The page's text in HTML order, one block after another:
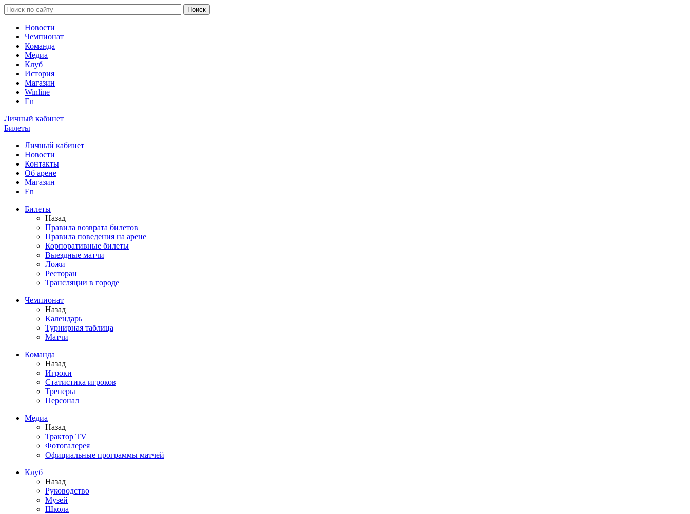
Новости
Чемпионат
Команда
Медиа
Клуб
История
Магазин
Winline
En
Личный кабинет
Билеты
Личный кабинет
Новости
Контакты
Об арене
Магазин
En
Билеты
Назад
Правила возврата билетов
Правила поведения на арене
Корпоративные билеты
Выездные матчи
Ложи
Ресторан
Трансляции в городе
Чемпионат
Назад
Календарь
Турнирная таблица
Матчи
Команда
Назад
Игроки
Статистика игроков
Тренеры
Персонал
Медиа
Назад
Трактор TV
Фотогалерея
Официальные программы матчей
Клуб
Назад
Руководство
Музей
Школа